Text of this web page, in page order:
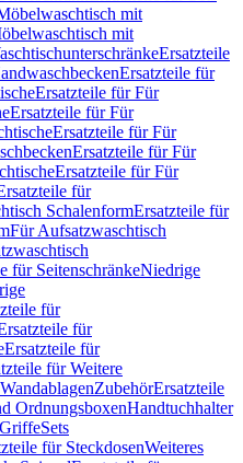
mit
mit
Ersatzteile
Ersatzteile für
Ersatzteile für Für
Ersatzteile für Für
Ersatzteile für Für
Ersatzteile für Für
Ersatzteile für Für
für
SchalenformErsatzteile für
Für Aufsatzwaschtisch
für SeitenschränkeNiedrige
für
für
Ersatzteile für
für Weitere
ZubehörErsatzteile
OrdnungsboxenHandtuchhalter
GriffeSets
für SteckdosenWeiteres